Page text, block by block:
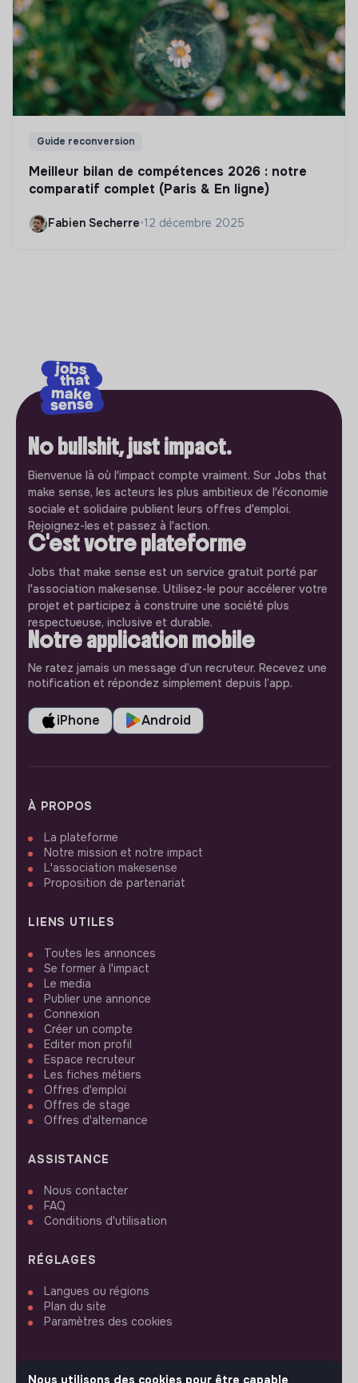
Guide reconversion
Meilleur bilan de compétences 2026 : notre
comparatif complet (Paris & En ligne)
Fabien Secherre•12 décembre 2025
No bullshit, just impact.
Bienvenue là où l'impact compte vraiment. Sur Jobs that
make sense, les acteurs les plus ambitieux de l'économie
sociale et solidaire publient leurs offres d'emploi.
Rejoignez-les et passez à l'action.
C'est votre plateforme
Jobs that make sense est un service gratuit porté par
l'association makesense. Utilisez-le pour accélerer votre
projet et participez à construire une société plus
respectueuse, inclusive et durable.
Notre application mobile
Ne ratez jamais un message d’un recruteur. Recevez une
notification et répondez simplement depuis l’app.
iPhone Android
À PROPOS
La plateforme
Notre mission et notre impact
L'association makesense
Proposition de partenariat
LIENS UTILES
Toutes les annonces
Se former à l'impact
Le media
Publier une annonce
Connexion
Créer un compte
Editer mon profil
Espace recruteur
Les fiches métiers
Offres d'emploi
Offres de stage
Offres d'alternance
ASSISTANCE
Nous contacter
FAQ
Conditions d'utilisation
RÉGLAGES
Langues ou régions
Plan du site
Paramètres des cookies
Nous utilisons des cookies pour être capable